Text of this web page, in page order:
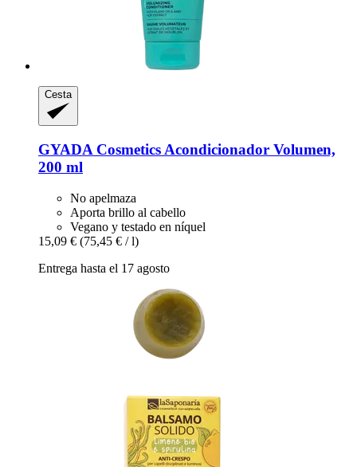
Cesta
GYADA Cosmetics Acondicionador Volumen,
200 ml
No apelmaza
Aporta brillo al cabello
Vegano y testado en níquel
15,09 € (75,45 € / l)
Entrega hasta el 17 agosto